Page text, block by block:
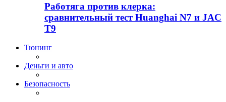
Работяга против клерка:
сравнительный тест Huanghai N7 и JAC
T9
Тюнинг
Деньги и авто
Безопасность